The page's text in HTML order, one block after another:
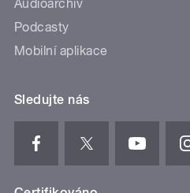
Audioarchiv
Podcasty
Mobilní aplikace
Sledujte nás